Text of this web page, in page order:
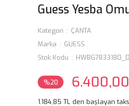
Guess Yesba
Kategori
ÇANTA
Marka
GUESS
Stok Kodu
%20
1.184,85 TL den başlayan